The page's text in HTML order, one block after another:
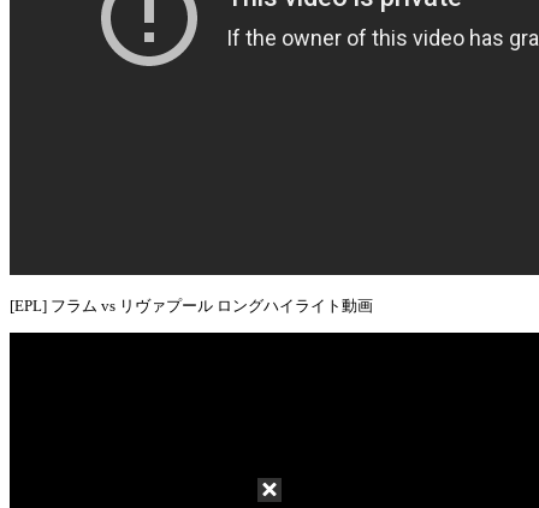
[EPL] フラム vs リヴァプール ロングハイライト動画